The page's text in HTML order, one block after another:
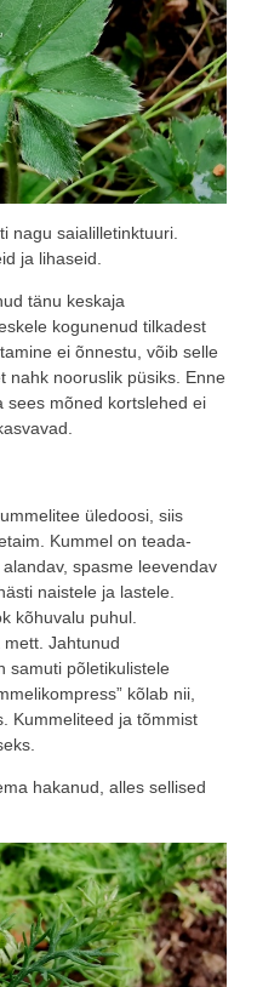
nagu saialilletinktuuri.
ja lihaseid.
tänu keskaja
kogunenud tilkadest
ei õnnestu, võib selle
nahk nooruslik püsiks. Enne
sees mõned kortslehed ei
üledoosi, siis
Kummel on teada-
spasme leevendav
naistele ja lastele.
kõhuvalu puhul.
Jahtunud
samuti põletikulistele
kõlab nii,
Kummeliteed ja tõmmist
hakanud, alles sellised